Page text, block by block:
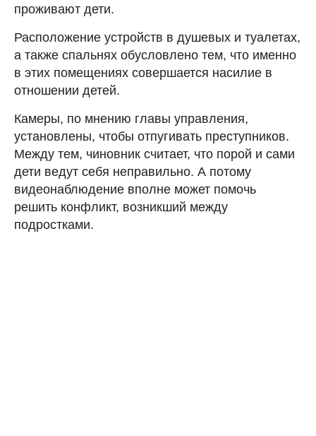
проживают дети.
Расположение устройств в душевых и туалетах,
а также спальнях обусловлено тем, что именно
в этих помещениях совершается насилие в
отношении детей.
Камеры, по мнению главы управления,
установлены, чтобы отпугивать преступников.
Между тем, чиновник считает, что порой и сами
дети ведут себя неправильно. А потому
видеонаблюдение вполне может помочь
решить конфликт, возникший между
подростками.